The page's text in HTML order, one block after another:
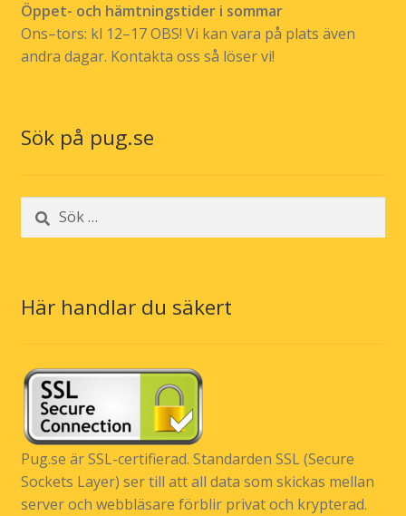
Öppet- och hämtningstider i sommar
Ons–tors: kl 12–17 OBS! Vi kan vara på plats även
andra dagar. Kontakta oss så löser vi!
Sök på pug.se
Sök
efter:
Här handlar du säkert
Pug.se är SSL-certifierad. Standarden SSL (Secure
Sockets Layer) ser till att all data som skickas mellan
server och webbläsare förblir privat och krypterad.